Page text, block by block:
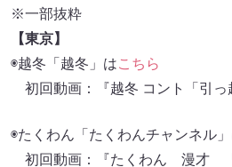
※一部抜粋
【東京】
◉越冬「越冬」はこちら
初回動画：『越冬 コント「引っ
◉たくわん「たくわんチャンネル
初回動画：『たくわん 漫才 「